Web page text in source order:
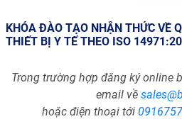
KHÓA ĐÀO TẠO NHẬN THỨC VỀ
THIẾT BỊ Y TẾ THEO ISO
Trong trường hợp đăng ký online
email về
hoặc điện thoại tới